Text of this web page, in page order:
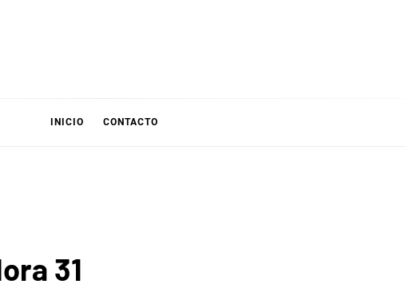
INICIO CONTACTO
31